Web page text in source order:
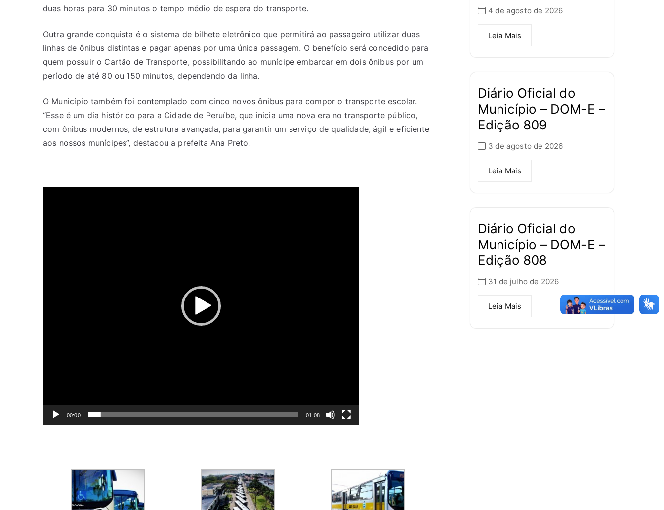
duas horas para 30 minutos o tempo médio de espera do transporte.
Outra grande conquista é o sistema de bilhete eletrônico que permitirá ao passageiro utilizar duas
linhas de ônibus distintas e pagar apenas por uma única passagem. O benefício será concedido para
quem possuir o Cartão de Transporte, possibilitando ao munícipe embarcar em dois ônibus por um
período de até 80 ou 150 minutos, dependendo da linha.
O Município também foi contemplado com cinco novos ônibus para compor o transporte escolar.
“Esse é um dia histórico para a Cidade de Peruíbe, que inicia uma nova era no transporte público,
com ônibus modernos, de estrutura avançada, para garantir um serviço de qualidade, ágil e eficiente
aos nossos munícipes”, destacou a prefeita Ana Preto.
00:00 01:08
4 de agosto de 2026
Leia Mais
Diário Oficial do
Município – DOM-E –
Edição 809
3 de agosto de 2026
Leia Mais
Diário Oficial do
Município – DOM-E –
Edição 808
31 de julho de 2026
Leia Mais